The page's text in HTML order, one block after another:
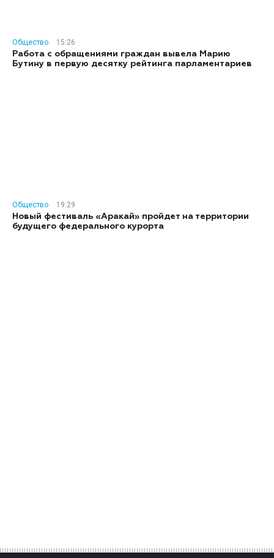
Общество
15:26
Работа с обращениями граждан вывела Марию
Бутину в первую десятку рейтинга парламентариев
Общество
19:29
Новый фестиваль «Аракай» пройдет на территории
будущего федерального курорта